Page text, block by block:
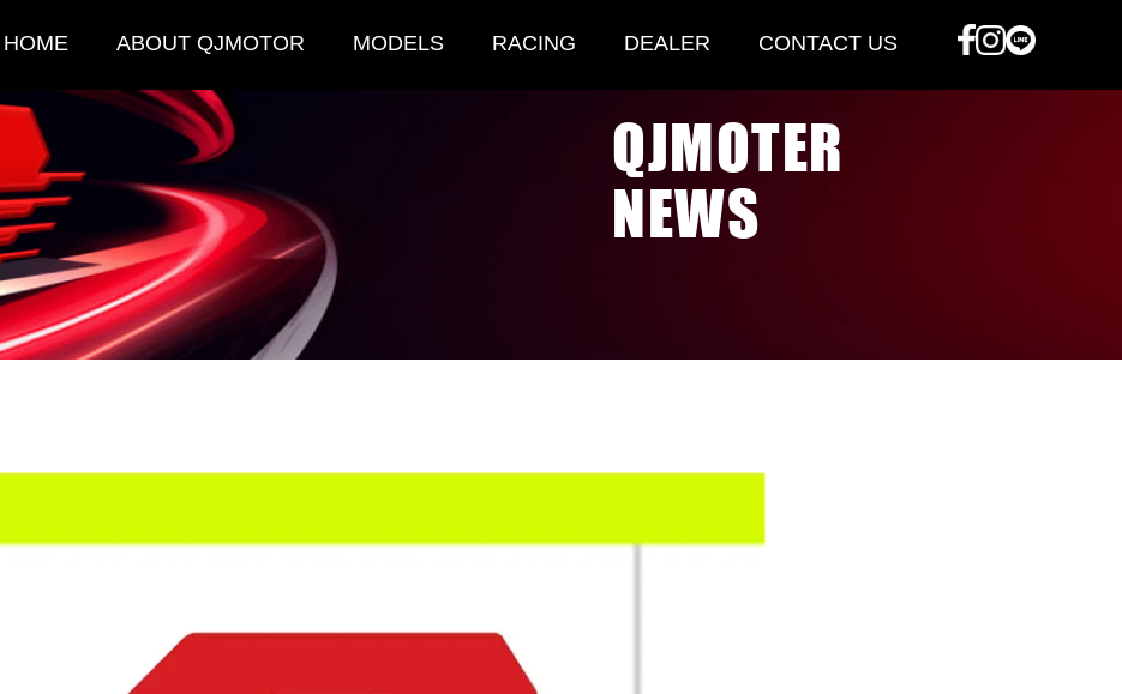
HOME ABOUT QJMOTOR MODELS RACING DEALER CONTACT US
QJMOTER
NEWS